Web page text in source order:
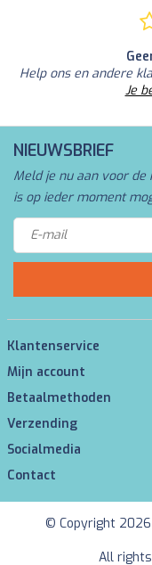
Help ons en andere
Je
NIEUWSBRIEF
Meld je nu aan voor
is op ieder moment
Klantenservice
Mijn account
Betaalmethoden
Verzending
Socialmedia
Contact
© Copyright 2026
All